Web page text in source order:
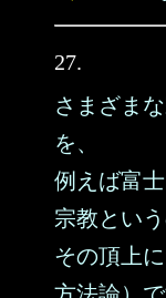
27.
さまざま
を、
例えば富
宗教という
その頂上